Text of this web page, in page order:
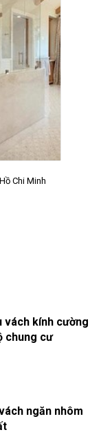
Chi Minh
vách kính cường
chung cư
ngăn nhôm